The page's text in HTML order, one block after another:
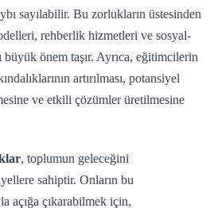
sayılabilir. Bu zorlukların üstesinden
rehberlik hizmetleri ve sosyal-
önem taşır. Ayrıca, eğitimcilerin
artırılması, potansiyel
ve etkili çözümler üretilmesine
, toplumun geleceğini
sahiptir. Onların bu
açığa çıkarabilmek için,